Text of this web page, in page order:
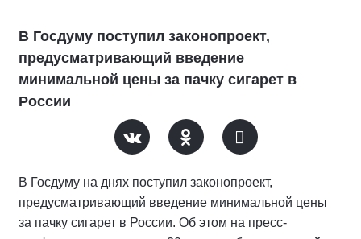
В Госдуму поступил законопроект,
предусматривающий введение
минимальной цены за пачку сигарет в
России
В Госдуму на днях поступил законопроект,
предусматривающий введение минимальной цены
за пачку сигарет в России. Об этом на пресс-